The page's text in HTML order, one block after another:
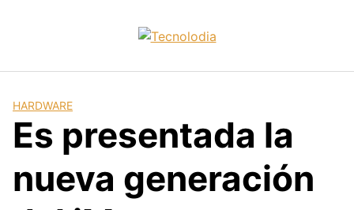
HARDWARE
Es presentada la
nueva generación